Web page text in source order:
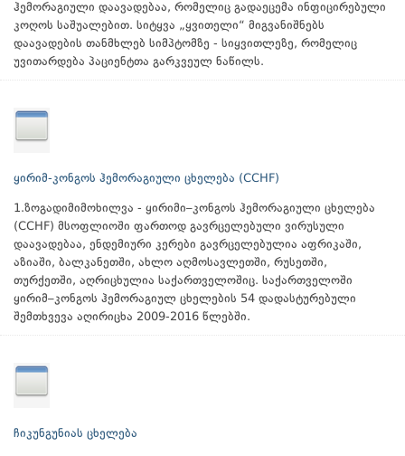
ჰემორაგიული დაავადებაა, რომელიც გადაეცემა ინფიცირებული
კოღოს საშუალებით. სიტყვა „ყვითელი“ მიგვანიშნებს
დაავადების თანმხლებ სიმპტომზე - სიყვითლეზე, რომელიც
უვითარდება პაციენტთა გარკვეულ ნაწილს.
ყირიმ-კონგოს ჰემორაგიული ცხელება (CCHF)
1.ზოგადიმიმოხილვა - ყირიმი–კონგოს ჰემორაგიული ცხელება
(CCHF) მსოფლიოში ფართოდ გავრცელებული ვირუსული
დაავადებაა, ენდემიური კერები გავრცელებულია აფრიკაში,
აზიაში, ბალკანეთში, ახლო აღმოსავლეთში, რუსეთში,
თურქეთში, აღრიცხულია საქართველოშიც. საქართველოში
ყირიმ–კონგოს ჰემორაგიულ ცხელების 54 დადასტურებული
შემთხვევა აღირიცხა 2009-2016 წლებში.
ჩიკუნგუნიას ცხელება